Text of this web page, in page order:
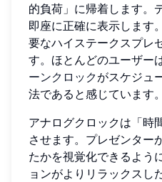
的負荷」に帰着します。
即座に正確に表示します
要なハイステークスプレ
す。ほとんどのユーザー
ーンクロックがスケジュ
法であると感じています。
アナログクロックは「時
させます。プレゼンター
たかを視覚化できるよう
ョンがよりリラックスし